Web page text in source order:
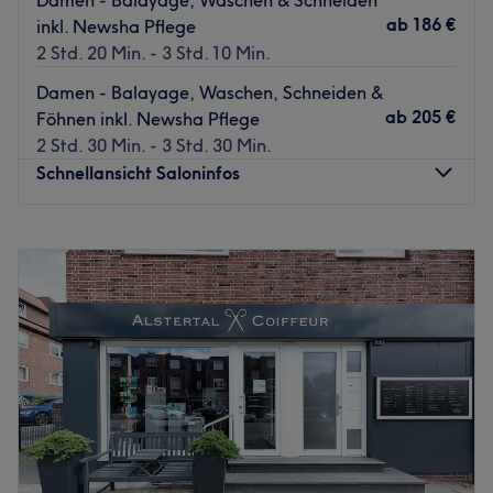
Zurück zur Salonansicht
inkl. Newsha Pflege
2 Std. 20 Min. - 3 Std. 10 Min.
ab 186 €
Damen - Balayage, Waschen, Schneiden &
Föhnen inkl. Newsha Pflege
2 Std. 30 Min. - 3 Std. 30 Min.
ab 205 €
Schnellansicht Saloninfos
Dienstag
10:00–19:00
Mittwoch
10:00–19:00
Donnerstag
10:00
Freitag
10:00–19:00
Samstag
10:00
Sonntag
Geschlossen
Im Salon Afifa Samadi Haarstudio in Hamburg,
Winterhude bist du für stylische Schnitte an der richtigen